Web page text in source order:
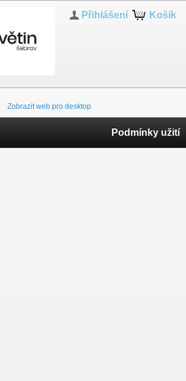
Košík
Přihlášení
Zobrazit web pro desktop
Podmínky užití